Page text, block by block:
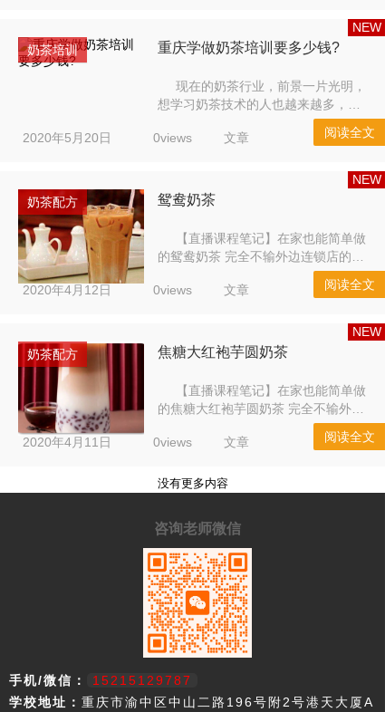
度不高，又加上奶茶开店的成本可以
很好的控制，回本快，这让各大城市
学习奶茶开一家奶茶店创业的想
法，...
重庆学做奶茶培训要多少钱?
现在的奶茶行业，前景一片光明，
想学习奶茶技术的人也越来越多，很
多奶茶创业者都想急迫的学会奶茶技
术去开店，但不知道重庆哪里有学奶
方可以选择。 近些年奶茶行业出现了
许多奶茶培训班，一般来说，选择一
些。为什么呢?因为时间比较长的培
训班...
2020年5月20日 0views 文章
奶茶培训
NEW
阅读全文
鸳鸯奶茶
【直播课程笔记】在家也能简单做
的鸳鸯奶茶 完全不输外边连锁店的配
杯 分享壶 15g咖啡豆 磨豆机 手冲咖
手工咖啡冲制 1、将咖啡豆研磨到半
的滤杯中； 2、用开水冲洗滤...
2020年4月12日 0views 文章
奶茶配方
NEW
阅读全文
焦糖大红袍芋圆奶茶
【直播课程笔记】在家也能简单做
的焦糖大红袍芋圆奶茶 完全不输外边
材：白砂糖 大红袍茶叶 牛奶 淡奶 芋
糖+50毫升直饮水中火熬制（温度900
50毫升热水快速搅拌。 2、大红袍...
2020年4月11日 0views 文章
奶茶配方
NEW
阅读全文
没有更多内容
咨询老师微信
手机/微信：
15215129787
学校地址： 重庆市渝中区中山二路196号附2号港天大厦A